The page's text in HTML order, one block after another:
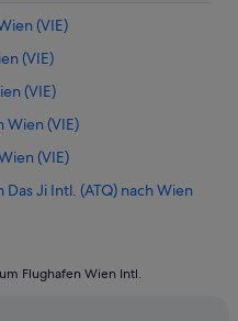
(VIE)
(VIE)
(VIE)
Wien (VIE)
(VIE)
Ji Intl. (ATQ) nach Wien
(VIE)
(VIE)
Flughafen Wien Intl.